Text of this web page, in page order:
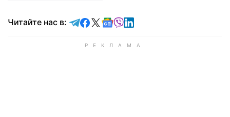
Читайте нас в: Читайте в Telegram
Читайте в Facebook
Читайте в X
Читайте в Google news
Читайте в Viber
Читайте в LinkedIn